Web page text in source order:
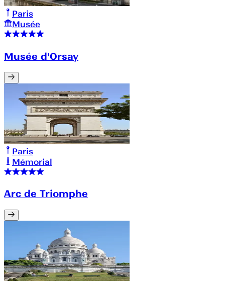
Paris
Musée
Musée d'Orsay
Paris
Mémorial
Arc de Triomphe